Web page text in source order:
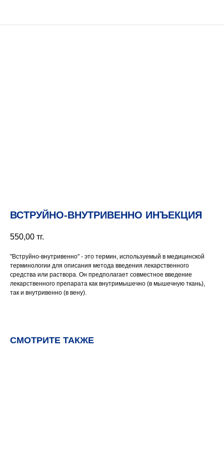
ВСТРУЙНО-ВНУТРИВЕННО ИНЪЕКЦИЯ
550,00 тг.
"Вструйно-внутривенно" - это термин, используемый в медицинской
терминологии для описания метода введения лекарственного
средства или раствора. Он предполагает совместное введение
лекарственного препарата как внутримышечно (в мышечную ткань),
так и внутривенно (в вену).
СМОТРИТЕ ТАКЖЕ